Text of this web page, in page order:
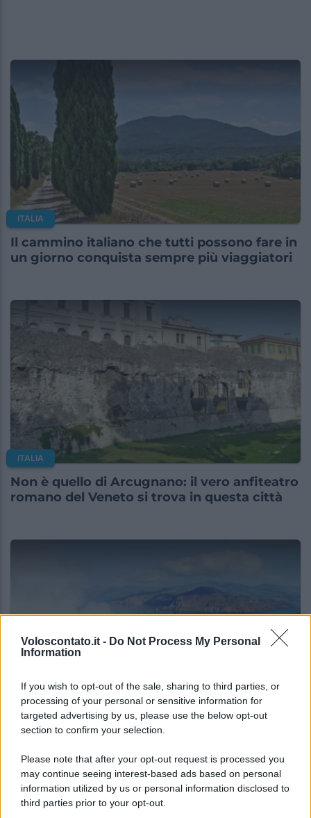
Voloscontato.it - Do Not Process My Personal
Information
If you wish to opt-out of the sale, sharing to third parties, or
processing of your personal or sensitive information for
targeted advertising by us, please use the below opt-out
section to confirm your selection.
Please note that after your opt-out request is processed you
may continue seeing interest-based ads based on personal
information utilized by us or personal information disclosed to
third parties prior to your opt-out.
ITALIA
Il cammino italiano che tutti possono fare in
un giorno conquista sempre più viaggiatori
ITALIA
Non è quello di Arcugnano: il vero anfiteatro
romano del Veneto si trova in questa città
ITALIA
Un grande quotidiano europeo incorona le
Isole Eolie: ecco perché tutti ne parlano
Lo sapevi che...